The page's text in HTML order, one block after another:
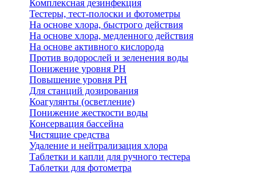
Комплексная дезинфекция
Тестеры, тест-полоски и фотометры
На основе хлора, быстрого действия
На основе хлора, медленного действия
На основе активного кислорода
Против водорослей и зеленения воды
Понижение уровня РН
Повышение уровня РН
Для станций дозирования
Коагулянты (осветление)
Понижение жесткости воды
Консервация бассейна
Чистящие средства
Удаление и нейтрализация хлора
Таблетки и капли для ручного тестера
Таблетки для фотометра